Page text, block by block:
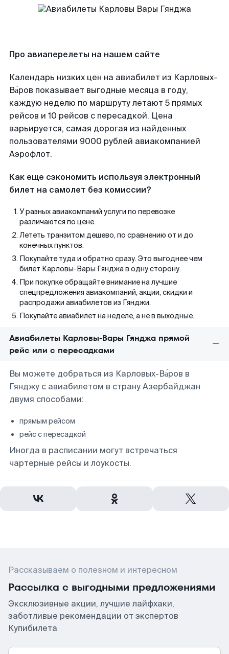
Про авиаперелеты на нашем сайте
Календарь низких цен на авиабилет из Карловых-
Ва́ров показывает выгодные месяца в году,
каждую неделю по маршруту летают 5 прямых
рейсов и 10 рейсов с пересадкой. Цена
варьируется, самая дорогая из найденных
пользователями 9000 рублей авиакомпанией
Аэрофлот.
Как еще сэкономить используя электронный
билет на самолет без комиссии?
У разных авиакомпаний услуги по перевозке
различаются по цене.
Лететь транзитом дешево, по сравнению от и до
конечных пунктов.
Покупайте туда и обратно сразу. Это выгоднее чем
билет Карловы-Вары Гянджа в одну сторону.
При покупке обращайте внимание на лучшие
спецпредложения авиакомпаний, акции, скидки и
распродажи авиабилетов из Гянджи.
Покупайте авиабилет на неделе, а не в выходные.
Авиабилеты Карловы-Вары Гянджа прямой
рейс или с пересадками
Вы можете добраться из Карловых-Ва́ров в
Гянджу с авиабилетом в страну Азербайджан
двумя способами:
прямым рейсом
рейс с пересадкой
Иногда в расписании могут встречаться
чартерные рейсы и лоукосты.
Рассказываем о полезном и интересном
Рассылка с выгодными предложениями
Эксклюзивные акции, лучшие лайфхаки,
заботливые рекомендации от экспертов
Купибилета